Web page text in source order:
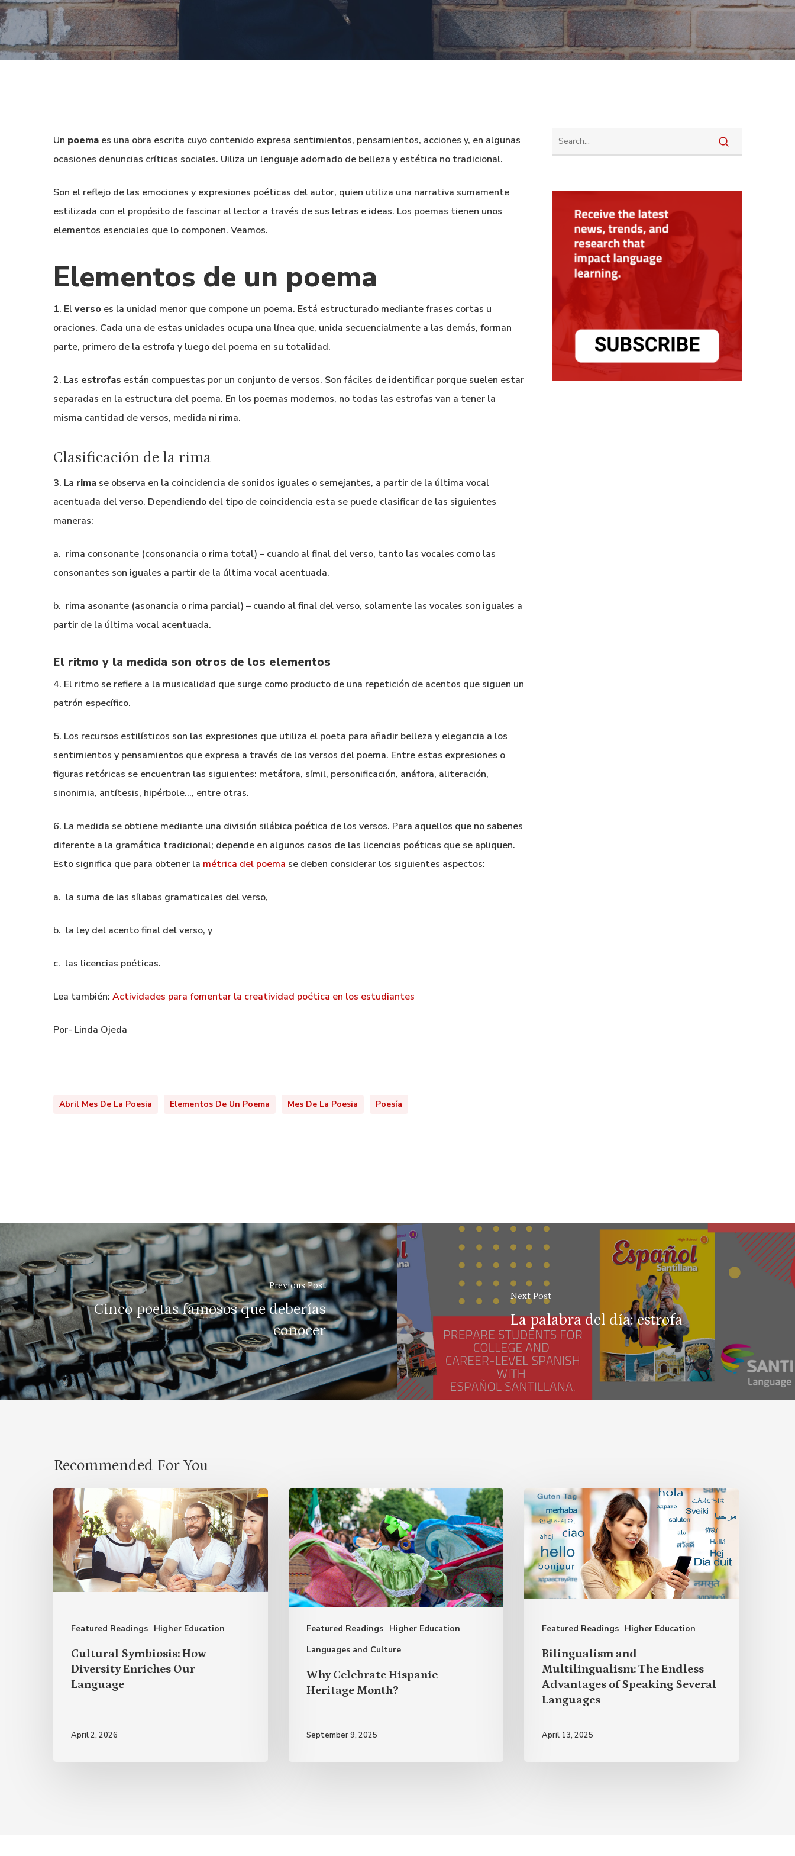
Un poema es una obra escrita cuyo contenido expresa sentimientos, pensamientos, acciones y, en algunas
ocasiones denuncias críticas sociales. Uiliza un lenguaje adornado de belleza y estética no tradicional.
Son el reflejo de las emociones y expresiones poéticas del autor, quien utiliza una narrativa sumamente
estilizada con el propósito de fascinar al lector a través de sus letras e ideas. Los poemas tienen unos
elementos esenciales que lo componen. Veamos.
Elementos de un poema
1. Elverso es la unidad menor que compone un poema. Está estructurado mediante frases cortas u
oraciones. Cada una de estas unidades ocupa una línea que, unida secuencialmente a las demás, forman
parte, primero de la estrofa y luego del poema en su totalidad.
2. Las estrofas están compuestas por un conjunto de versos. Son fáciles de identificar porque suelen estar
separadas en la estructura del poema. En los poemas modernos, no todas las estrofas van a tener la
misma cantidad de versos, medida ni rima.
Clasificación de la rima
3. La rima se observa en la coincidencia de sonidos iguales o semejantes, a partir de la última vocal
acentuada del verso. Dependiendo del tipo de coincidencia esta se puede clasificar de las siguientes
maneras:
a. rima consonante (consonancia o rima total) – cuando al final del verso, tanto las vocales como las
consonantes son iguales a partir de la última vocal acentuada.
b. rima asonante (asonancia o rima parcial) – cuando al final del verso, solamente las vocales son iguales a
partir de la última vocal acentuada.
El ritmo y la medida son otros de los elementos
4. El ritmo se refiere a la musicalidad que surge como producto de una repetición de acentos que siguen un
patrón específico.
5. Los recursos estilísticos son las expresiones que utiliza el poeta para añadir belleza y elegancia a los
sentimientos y pensamientos que expresa a través de los versos del poema. Entre estas expresiones o
figuras retóricas se encuentran las siguientes: metáfora, símil, personificación, anáfora, aliteración,
sinonimia, antítesis, hipérbole…, entre otras.
6. La medida se obtiene mediante una división silábica poética de los versos. Para aquellos que no sabenes
diferente a la gramática tradicional; depende en algunos casos de las licencias poéticas que se apliquen.
Esto significa que para obtener la métrica del poema se deben considerar los siguientes aspectos:
a. la suma de las sílabas gramaticales del verso,
b. la ley del acento final del verso, y
c. las licencias poéticas.
Lea también: Actividades para fomentar la creatividad poética en los estudiantes
Por- Linda Ojeda
Abril Mes De La Poesia Elementos De Un Poema Mes De La Poesia Poesía
Previous Post
Cinco poetas famosos que deberías
conocer
Next Post
La palabra del día: estrofa
Recommended For You
Featured Readings Higher Education
Cultural
Symbiosis:
How
Diversity
Enriches
Our
Cultural Symbiosis: How
Diversity Enriches Our
Language
April 2, 2026
Featured Readings Higher Education
Languages and Culture
Why
Celebrate
Hispanic
Heritage
Month?
Why Celebrate Hispanic
Heritage Month?
September 9, 2025
Featured Readings Higher Education
Bilingualism
and
Multilingualism:
The
Endless
Advantages
Speaking
Several
Languages
Bilingualism and
Multilingualism: The Endless
Advantages of Speaking Several
Languages
April 13, 2025